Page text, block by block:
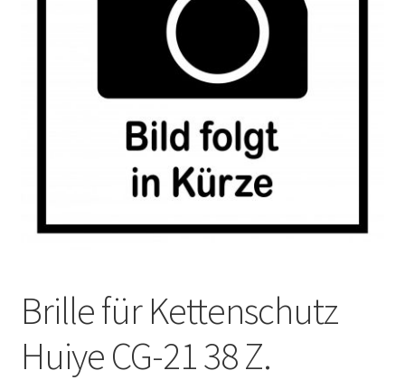
Widerrufsbelehrung
Brille für Kettenschutz
Huiye CG-21 38 Z.